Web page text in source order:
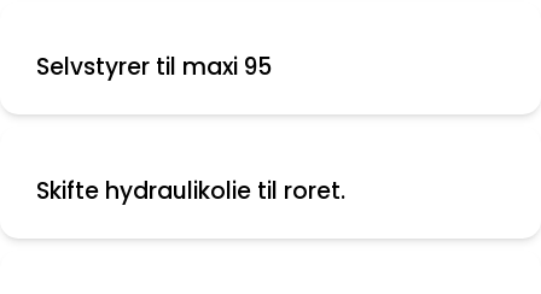
Selvstyrer til maxi 95
Skifte hydraulikolie til roret.